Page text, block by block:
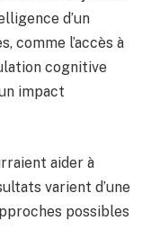
d’un
comme l’accès à
cognitive
impact
aider à
varient d’une
possibles